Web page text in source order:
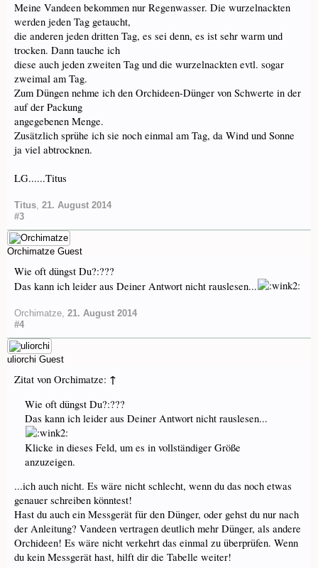
Meine Vandeen bekommen nur Regenwasser. Die wurzelnackten
werden jeden Tag getaucht,
die anderen jeden dritten Tag, es sei denn, es ist sehr warm und
trocken. Dann tauche ich
diese auch jeden zweiten Tag und die wurzelnackten evtl. sogar
zweimal am Tag.
Zum Düngen nehme ich den Orchideen-Dünger von Schwerte in der
auf der Packung
angegebenen Menge.
Zusätzlich sprühe ich sie noch einmal am Tag, da Wind und Sonne
ja viel abtrocknen.
LG......Titus
Titus, 21. August 2014
#3
Orchimatze Guest
Wie oft düngst Du?:???
Das kann ich leider aus Deiner Antwort nicht rauslesen...
Orchimatze, 21. August 2014
#4
uliorchi Guest
Zitat von Orchimatze: ↑
Wie oft düngst Du?:???
Das kann ich leider aus Deiner Antwort nicht rauslesen...
Klicke in dieses Feld, um es in vollständiger Größe
anzuzeigen.
...ich auch nicht. Es wäre nicht schlecht, wenn du das noch etwas
genauer schreiben könntest!
Hast du auch ein Messgerät für den Dünger, oder gehst du nur nach
der Anleitung? Vandeen vertragen deutlich mehr Dünger, als andere
Orchideen! Es wäre nicht verkehrt das einmal zu überprüfen. Wenn
du kein Messgerät hast, hilft dir die Tabelle weiter!